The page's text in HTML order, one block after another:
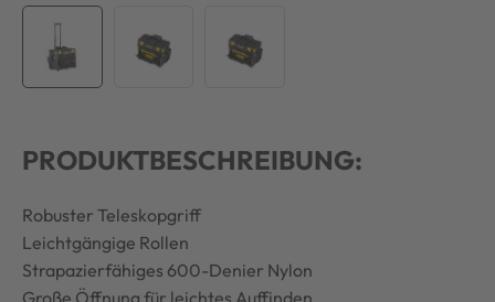
PRODUKTBESCHREIBUNG:
Robuster Teleskopgriff
Leichtgängige Rollen
Strapazierfähiges 600-Denier Nylon
Große Öffnung für leichtes Auffinden